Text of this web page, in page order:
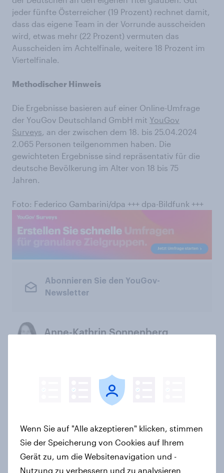
jeder fünfte Österreicher (19 Prozent) rechnet damit,
dass das eigene Team in der Vorrunde ausscheiden
wird, etwas mehr (22 Prozent) vermuten das
Ausscheiden im Achtelfinale, weitere 18 Prozent im
Viertelfinale.
Methodischer Hinweis
Die Ergebnisse basieren auf einer Online-Umfrage
der YouGov Deutschland GmbH mit YouGov
Surveys , an der zwischen dem 18. bis 25.04.2024
2.065 Personen teilgenommen haben. Die
gewichteten Ergebnisse sind repräsentativ für die
deutsche Bevölkerung im Alter von 18 bis 75
Jahren.
Foto: Federico Gambarini/dpa +++ dpa-Bildfunk +++
Abonnieren Sie den YouGov-
Newsletter
Anne-Kathrin Sonnenberg
Explore more data
Verwandte Themen
Wenn Sie auf "Alle akzeptieren" klicken, stimmen
Sie der Speicherung von Cookies auf Ihrem
Gerät zu, um die Websitenavigation und -
Nutzung zu verbessern und zu analysieren